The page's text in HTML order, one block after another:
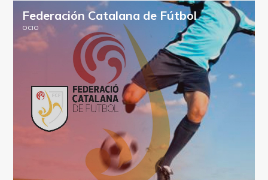
Federación Catalana de Fútbol
OCIO